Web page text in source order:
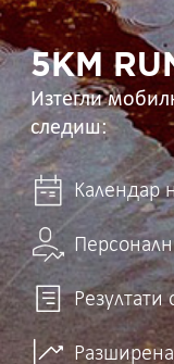
в
ръцете
ти 5KM
Изтегли
следиш:
Календар
Резултати